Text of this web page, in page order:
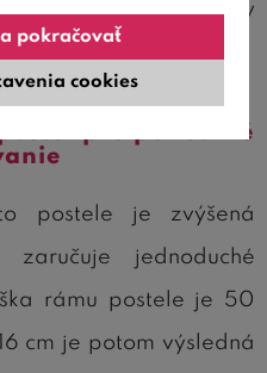
výšku ležiacej plochy
pre pohodlné
postele je zvýšená
jednoduché
rámu postele je 50
cm je potom výsledná
cookies
pokračovať